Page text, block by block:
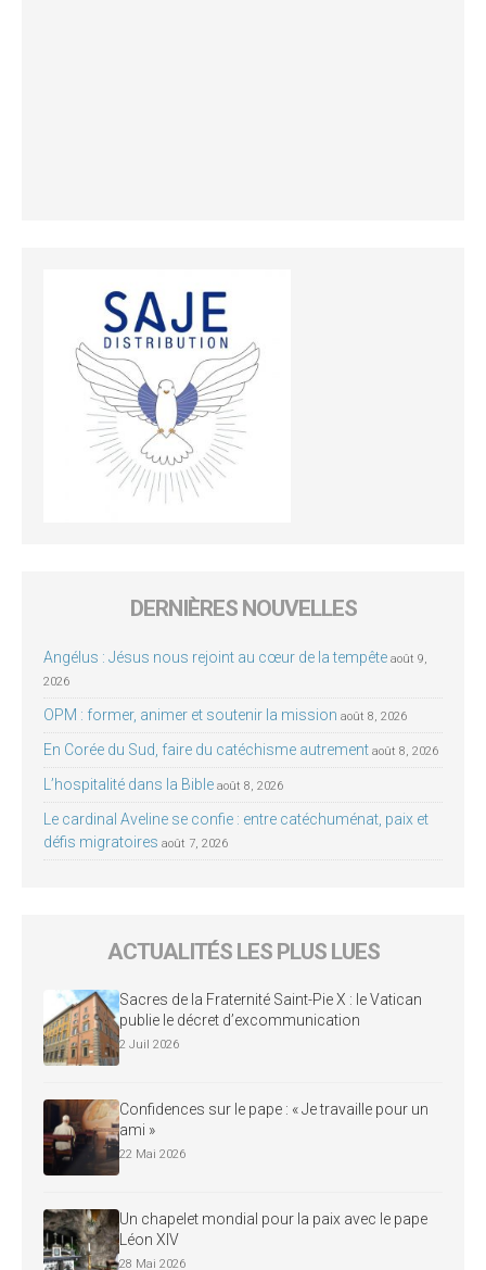
DERNIÈRES NOUVELLES
Angélus : Jésus nous rejoint au cœur de la tempête août 9,
2026
OPM : former, animer et soutenir la mission août 8, 2026
En Corée du Sud, faire du catéchisme autrement août 8, 2026
L’hospitalité dans la Bible août 8, 2026
Le cardinal Aveline se confie : entre catéchuménat, paix et
défis migratoires août 7, 2026
ACTUALITÉS LES PLUS LUES
Sacres de la Fraternité Saint-Pie X : le Vatican
publie le décret d’excommunication
2 Juil 2026
Confidences sur le pape : « Je travaille pour un
ami »
22 Mai 2026
Un chapelet mondial pour la paix avec le pape
Léon XIV
28 Mai 2026